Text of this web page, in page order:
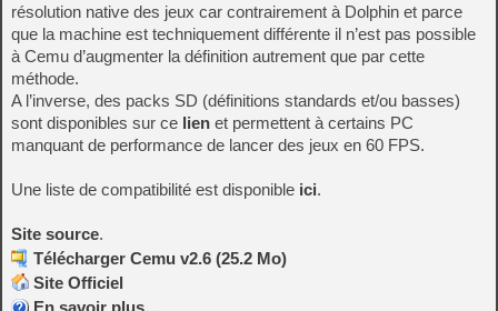
résolution native des jeux car contrairement à Dolphin et parce
que la machine est techniquement différente il n’est pas possible
à Cemu d’augmenter la définition autrement que par cette
méthode.
A l’inverse, des packs SD (définitions standards et/ou basses)
sont disponibles sur ce lien et permettent à certains PC
manquant de performance de lancer des jeux en 60 FPS.
Une liste de compatibilité est disponible ici.
Site source.
Télécharger Cemu v2.6 (25.2 Mo)
Site Officiel
En savoir plus…